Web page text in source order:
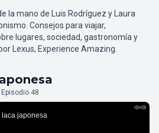
la mano de Luis Rodríguez y Laura
Consejos para viajar,
lugares, sociedad, gastronomía y
Lexus, Experience Amazing.
Episodio 48